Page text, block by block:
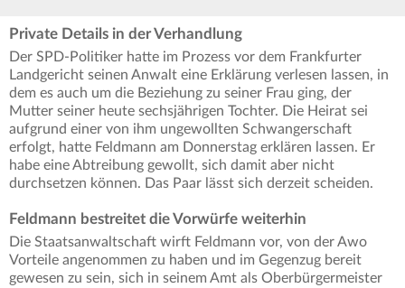
Private Details in der Verhandlung
Der SPD-Politiker hatte im Prozess vor dem Frankfurter
Landgericht seinen Anwalt eine Erklärung verlesen lassen, in
dem es auch um die Beziehung zu seiner Frau ging, der
Mutter seiner heute sechsjährigen Tochter. Die Heirat sei
aufgrund einer von ihm ungewollten Schwangerschaft
erfolgt, hatte Feldmann am Donnerstag erklären lassen. Er
habe eine Abtreibung gewollt, sich damit aber nicht
durchsetzen können. Das Paar lässt sich derzeit scheiden.
Feldmann bestreitet die Vorwürfe weiterhin
Die Staatsanwaltschaft wirft Feldmann vor, von der Awo
Vorteile angenommen zu haben und im Gegenzug bereit
gewesen zu sein, sich in seinem Amt als Oberbürgermeister